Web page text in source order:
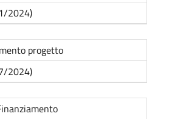
2024)
progetto
2024)